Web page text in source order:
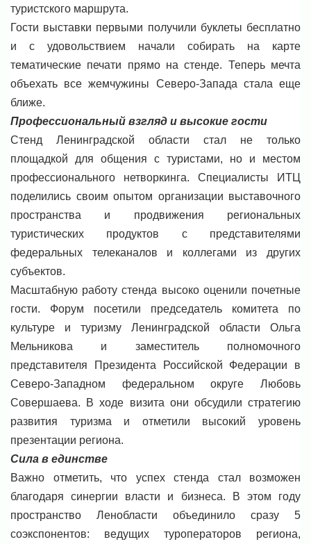
туристского маршрута.
Гости выставки первыми получили буклеты бесплатно
и с удовольствием начали собирать на карте
тематические печати прямо на стенде. Теперь мечта
объехать все жемчужины Северо-Запада стала еще
ближе.
Профессиональный взгляд и высокие гости
Стенд Ленинградской области стал не только
площадкой для общения с туристами, но и местом
профессионального нетворкинга. Специалисты ИТЦ
поделились своим опытом организации выставочного
пространства и продвижения региональных
туристических продуктов с представителями
федеральных телеканалов и коллегами из других
субъектов.
Масштабную работу стенда высоко оценили почетные
гости. Форум посетили председатель комитета по
культуре и туризму Ленинградской области Ольга
Мельникова и заместитель полномочного
представителя Президента Российской Федерации в
Северо-Западном федеральном округе Любовь
Совершаева. В ходе визита они обсудили стратегию
развития туризма и отметили высокий уровень
презентации региона.
Сила в единстве
Важно отметить, что успех стенда стал возможен
благодаря синергии власти и бизнеса. В этом году
пространство Ленобласти объединило сразу 5
соэкспонентов: ведущих туроператоров региона,